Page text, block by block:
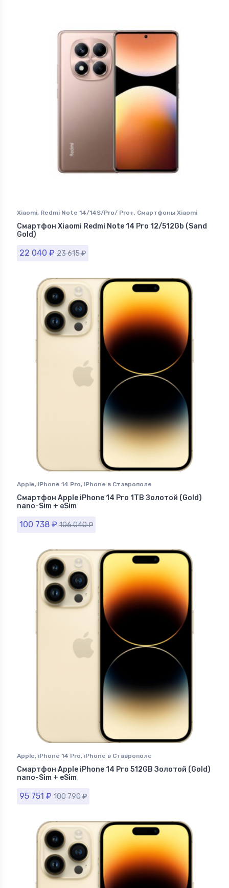
Xiaomi, Redmi Note 14/14S/Pro/ Pro+, Смартфоны Xiaomi
Смартфон Xiaomi Redmi Note 14 Pro 12/512Gb (Sand
Gold)
22 040 ₽ 23 615₽
Apple, iPhone 14 Pro, iPhone в Ставрополе
Смартфон Apple iPhone 14 Pro 1TB Золотой (Gold)
nano-Sim + eSim
100 738 ₽ 106 040₽
Apple, iPhone 14 Pro, iPhone в Ставрополе
Смартфон Apple iPhone 14 Pro 512GB Золотой (Gold)
nano-Sim + eSim
95 751 ₽ 100 790₽